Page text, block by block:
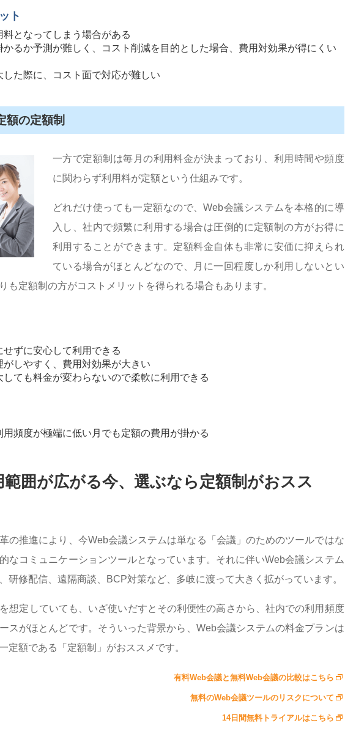
ト
となってしまう場合がある
かるか予測が難しく、コスト削減を目的とした場合、費用対効果が得にくい
た際に、コスト面で対応が難しい
額の定額制
一方で定額制は毎月の利用料金が決まっており、利用時間や頻度
に関わらず利用料が定額という仕組みです。
どれだけ使っても一定額なので、Web会議システムを本格的に導
入し、社内で頻繁に利用する場合は圧倒的に定額制の方がお得に
利用することができます。定額料金自体も非常に安価に抑えられ
ている場合がほとんどなので、月に一回程度しか利用しないとい
も定額制の方がコストメリットを得られる場合もあります。
ずに安心して利用できる
しやすく、費用対効果が大きい
ても料金が変わらないので柔軟に利用できる
頻度が極端に低い月でも定額の費用が掛かる
囲が広がる今、選ぶなら定額制がおスス
の推進により、今Web会議システムは単なる「会議」のためのツールではな
なコミュニケーションツールとなっています。それに伴いWeb会議システム
研修配信、遠隔商談、BCP対策など、多岐に渡って大きく拡がっています。
想定していても、いざ使いだすとその利便性の高さから、社内での利用頻度
スがほとんどです。そういった背景から、Web会議システムの料金プランは
定額である「定額制」がおススメです。
有料Web会議と無料Web会議の比較はこちら
無料のWeb会議ツールのリスクについて
14日間無料トライアルはこちら